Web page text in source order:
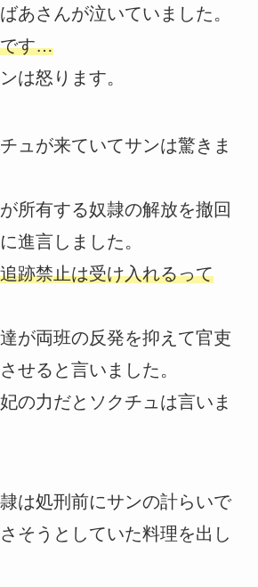
あさんが泣いていました。
です…
は怒ります。
ュが来ていてサンは驚きま
所有する奴隷の解放を撤回
進言しました。
跡禁止は受け入れるって
が両班の反発を抑えて官吏
せると言いました。
の力だとソクチュは言いま
は処刑前にサンの計らいで
そうとしていた料理を出し